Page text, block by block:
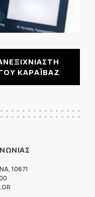
ΚΑΡΑΪΒΑΖ
, 10671